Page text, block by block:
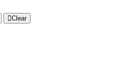
Clear